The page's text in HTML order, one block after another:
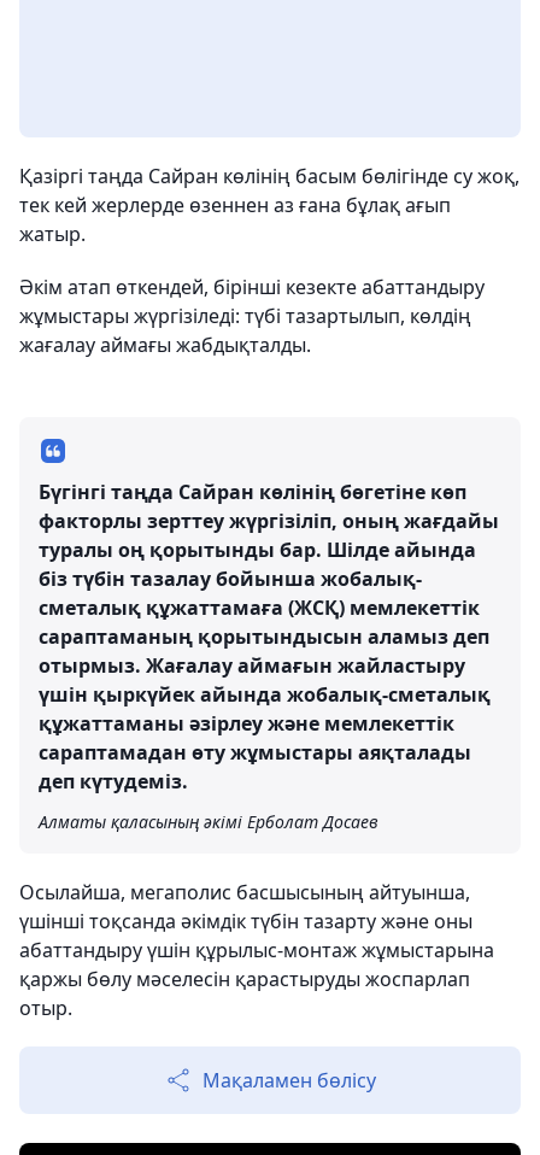
Қазіргі таңда Сайран көлінің басым бөлігінде су жоқ,
тек кей жерлерде өзеннен аз ғана бұлақ ағып
жатыр.
Әкім атап өткендей, бірінші кезекте абаттандыру
жұмыстары жүргізіледі: түбі тазартылып, көлдің
жағалау аймағы жабдықталды.
Бүгінгі таңда Сайран көлінің бөгетіне көп
факторлы зерттеу жүргізіліп, оның жағдайы
туралы оң қорытынды бар. Шілде айында
біз түбін тазалау бойынша жобалық-
сметалық құжаттамаға (ЖСҚ) мемлекеттік
сараптаманың қорытындысын аламыз деп
отырмыз. Жағалау аймағын жайластыру
үшін қыркүйек айында жобалық-сметалық
құжаттаманы әзірлеу және мемлекеттік
сараптамадан өту жұмыстары аяқталады
деп күтудеміз.
Алматы қаласының әкімі Ерболат Досаев
Осылайша, мегаполис басшысының айтуынша,
үшінші тоқсанда әкімдік түбін тазарту және оны
абаттандыру үшін құрылыс-монтаж жұмыстарына
қаржы бөлу мәселесін қарастыруды жоспарлап
отыр.
Мақаламен бөлісу